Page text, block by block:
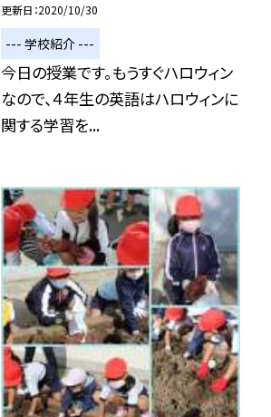
更新日 2020/10/30
--- 学校紹介 ---
今日の授業です。もうすぐハロウィン
なので、４年生の英語はハロウィンに
関する学習を...